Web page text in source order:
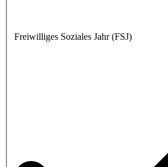
Freiwilliges Soziales Jahr (FSJ)